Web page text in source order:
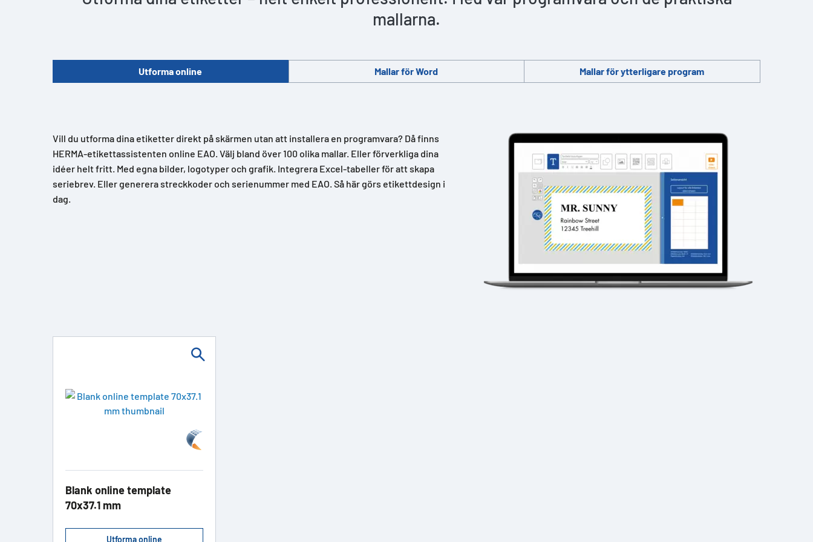
mallarna.
Utforma online Mallar för Word Mallar för ytterligare program
Vill du utforma dina etiketter direkt på skärmen utan att installera en programvara? Då finns
HERMA-etikettassistenten online EAO. Välj bland över 100 olika mallar. Eller förverkliga dina
idéer helt fritt. Med egna bilder, logotyper och grafik. Integrera Excel-tabeller för att skapa
seriebrev. Eller generera streckkoder och serienummer med EAO. Så här görs etikettdesign i
dag.
Blank online template
70x37.1 mm
Utforma online